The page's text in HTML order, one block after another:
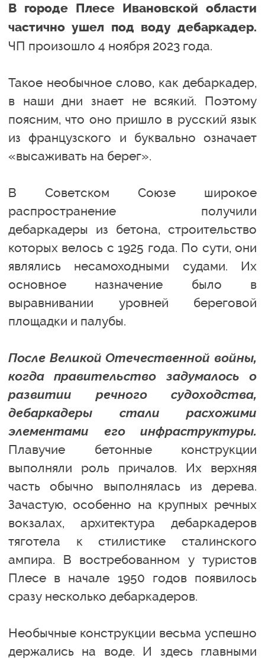
В городе Плесе Ивановской области
частично ушел под воду дебаркадер.
ЧП произошло 4 ноября 2023 года.
Такое необычное слово, как дебаркадер,
в наши дни знает не всякий. Поэтому
поясним, что оно пришло в русский язык
из французского и буквально означает
«высаживать на берег».
В Советском Союзе широкое
распространение получили
дебаркадеры из бетона, строительство
которых велось с 1925 года. По сути, они
являлись несамоходными судами. Их
основное назначение было в
выравнивании уровней береговой
площадки и палубы.
После Великой Отечественной войны,
когда правительство задумалось о
развитии речного судоходства,
дебаркадеры стали расхожими
элементами его инфраструктуры.
Плавучие бетонные конструкции
выполняли роль причалов. Их верхняя
часть обычно выполнялась из дерева.
Зачастую, особенно на крупных речных
вокзалах, архитектура дебаркадеров
тяготела к стилистике сталинского
ампира. В востребованном у туристов
Плесе в начале 1950 годов появилось
сразу несколько дебаркадеров.
Необычные конструкции весьма успешно
держались на воде. И здесь главными